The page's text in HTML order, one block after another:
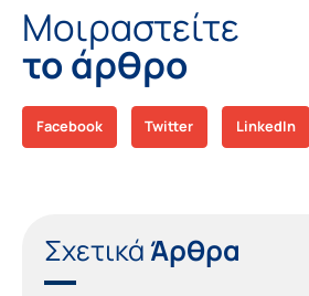
Μοιραστείτε
το άρθρο
Facebook Twitter LinkedIn
Σχετικά Άρθρα